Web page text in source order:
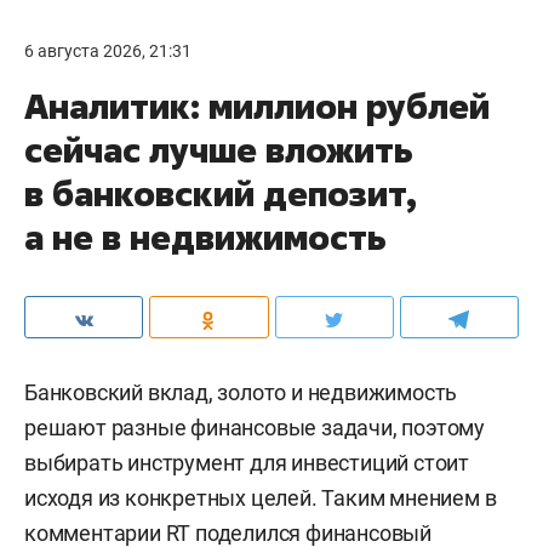
6 августа 2026, 21:31
Аналитик: миллион рублей
сейчас лучше вложить
в банковский депозит,
а не в недвижимость
Банковский вклад, золото и недвижимость
решают разные финансовые задачи, поэтому
выбирать инструмент для инвестиций стоит
исходя из конкретных целей. Таким мнением в
комментарии RT поделился финансовый